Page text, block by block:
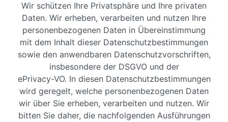
Wir schützen Ihre Privatsphäre und Ihre privaten
Daten. Wir erheben, verarbeiten und nutzen Ihre
personenbezogenen Daten in Übereinstimmung
mit dem Inhalt dieser Datenschutzbestimmungen
sowie den anwendbaren Datenschutzvorschriften,
insbesondere der DSGVO und der
ePrivacy-VO. In diesen Datenschutzbestimmungen
wird geregelt, welche personenbezogenen Daten
wir über Sie erheben, verarbeiten und nutzen. Wir
bitten Sie daher, die nachfolgenden Ausführungen